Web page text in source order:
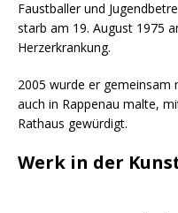
Faustballer und
starb am 19. August 1975
Herzerkrankung.
2005 wurde er gemeinsam
auch in Rappenau malte,
Rathaus gewürdigt.
Werk in der